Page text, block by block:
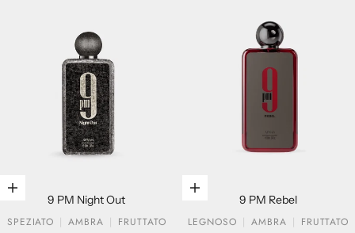
Aggiungi al carrello
9 PM Night Out
SPEZIATO
AMBRA
FRUTTATO
Aggiungi al carrello
9 PM Rebel
LEGNOSO
AMBRA
FRUTTATO